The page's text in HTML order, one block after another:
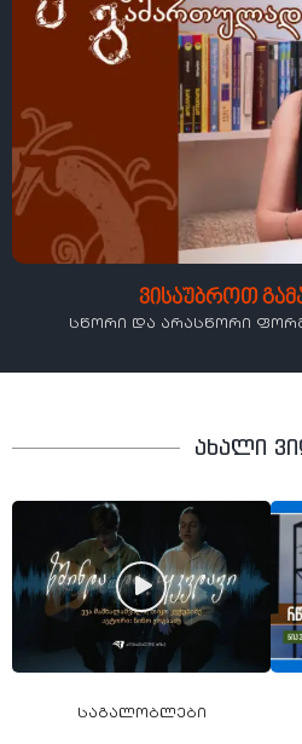
ვისაუბროთ
სწორი და არასწორი
ახალი
საგალობლები